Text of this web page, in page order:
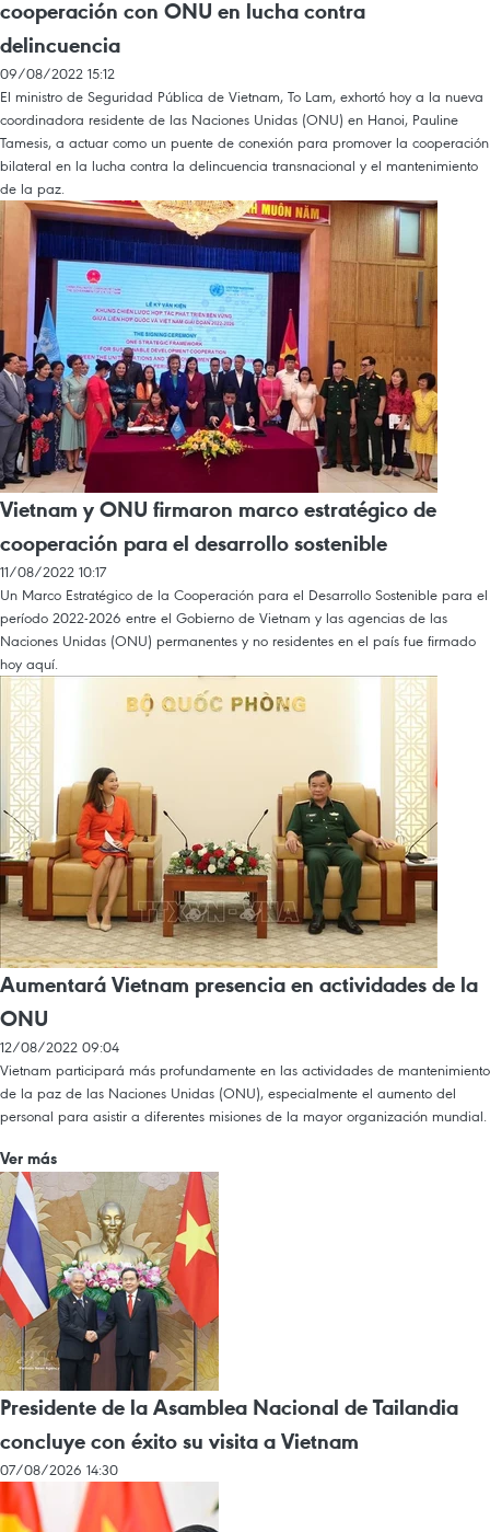
cooperación con ONU en lucha contra
delincuencia
09/08/2022 15:12
El ministro de Seguridad Pública de Vietnam, To Lam, exhortó hoy a la nueva
coordinadora residente de las Naciones Unidas (ONU) en Hanoi, Pauline
Tamesis, a actuar como un puente de conexión para promover la cooperación
bilateral en la lucha contra la delincuencia transnacional y el mantenimiento
de la paz.
Vietnam y ONU firmaron marco estratégico de
cooperación para el desarrollo sostenible
11/08/2022 10:17
Un Marco Estratégico de la Cooperación para el Desarrollo Sostenible para el
período 2022-2026 entre el Gobierno de Vietnam y las agencias de las
Naciones Unidas (ONU) permanentes y no residentes en el país fue firmado
hoy aquí.
Aumentará Vietnam presencia en actividades de la
ONU
12/08/2022 09:04
Vietnam participará más profundamente en las actividades de mantenimiento
de la paz de las Naciones Unidas (ONU), especialmente el aumento del
personal para asistir a diferentes misiones de la mayor organización mundial.
Ver más
Presidente de la Asamblea Nacional de Tailandia
concluye con éxito su visita a Vietnam
07/08/2026 14:30